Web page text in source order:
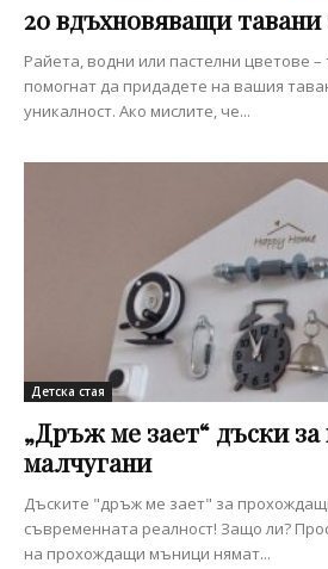
20 вдъхновяващи тавани
Райета, водни или пастелни цветове –
помогнат да придадете на вашия
уникалност. Ако мислите, че...
Детска стая
„Дръж ме зает“ дъски
малчугани
Дъските "дръж ме зает" за
съвременната реалност! Защо ли?
на прохождащи мъници нямат...